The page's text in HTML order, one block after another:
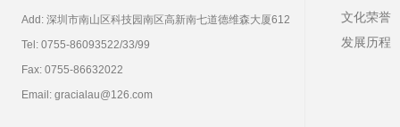
Add: 深圳市南山区科技园南区高新南七道德维森大厦612
Tel: 0755-86093522/33/99
Fax: 0755-86632022
Email: gracialau@126.com
文化荣誉
发展历程